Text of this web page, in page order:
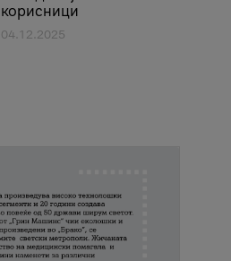
корисници
04.12.2025